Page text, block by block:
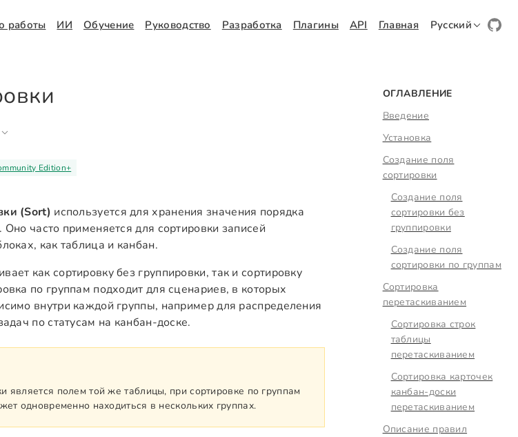
работы ИИ Обучение Руководство Разработка Плагины API Главная Русский
Edition+
(Sort) используется для хранения значения порядка
часто применяется для сортировки записей
как таблица и канбан.
как сортировку без группировки, так и сортировку
по группам подходит для сценариев, в которых
внутри каждой группы, например для распределения
по статусам на канбан-доске.
является полем той же таблицы, при сортировке по группам
одновременно находиться в нескольких группах.
ОГЛАВЛЕНИЕ
Введение
Установка
Создание поля
сортировки
Создание поля
сортировки без
группировки
Создание поля
сортировки по группам
Сортировка
перетаскиванием
Сортировка строк
таблицы
перетаскиванием
Сортировка карточек
канбан-доски
перетаскиванием
Описание правил